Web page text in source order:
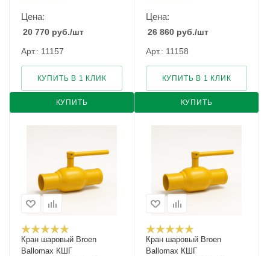
Цена:
20 770 руб./шт
Арт.: 11157
КУПИТЬ
КУПИТЬ В 1 КЛИК
Цена:
26 860 руб./шт
Арт.: 11158
КУПИТЬ
КУПИТЬ В 1 КЛИК
Кран шаровый Broen
Ballomax КШГ
Кран шаровый Broen
Ballomax КШГ